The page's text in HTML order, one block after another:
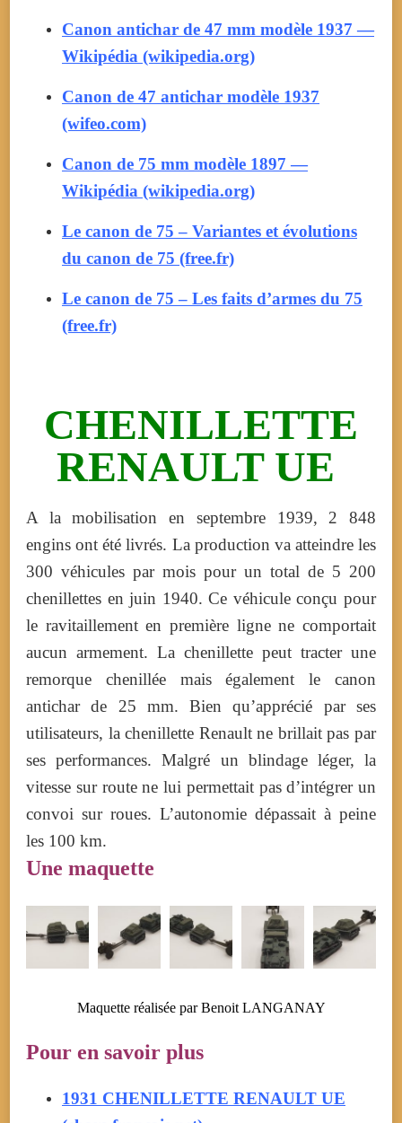
Canon antichar de 47 mm modèle 1937 —
Wikipédia (wikipedia.org)
Canon de 47 antichar modèle 1937
(wifeo.com)
Canon de 75 mm modèle 1897 —
Wikipédia (wikipedia.org)
Le canon de 75 – Variantes et évolutions
du canon de 75 (free.fr)
Le canon de 75 – Les faits d’armes du 75
(free.fr)
CHENILLETTE
RENAULT UE
A la mobilisation en septembre 1939, 2 848
engins ont été livrés. La production va atteindre les
300 véhicules par mois pour un total de 5 200
chenillettes en juin 1940.Ce véhicule conçu pour
le ravitaillement en première ligne ne comportait
aucun armement. La chenillette peut tracter une
remorque chenillée mais également le canon
antichar de 25 mm.Bien qu’apprécié par ses
utilisateurs, la chenillette Renault ne brillait pas par
ses performances. Malgré un blindage léger, la
vitesse sur route ne lui permettait pas d’intégrer un
convoi sur roues. L’autonomie dépassait à peine
les 100 km.
Une maquette
Maquette réalisée par Benoit LANGANAY
Pour en savoir plus
1931 CHENILLETTE RENAULT UE